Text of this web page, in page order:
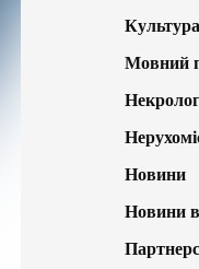
Культура
Мовний
Новини
Новини